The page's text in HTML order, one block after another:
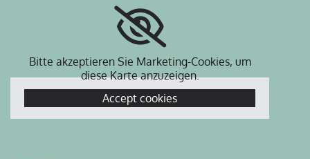
Bitte akzeptieren Sie Marketing-Cookies, um
diese Karte anzuzeigen.
Accept cookies